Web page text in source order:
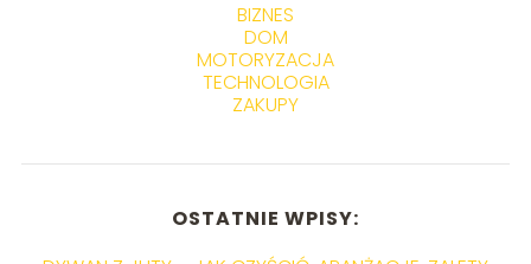
BIZNES
DOM
MOTORYZACJA
TECHNOLOGIA
ZAKUPY
OSTATNIE WPISY: